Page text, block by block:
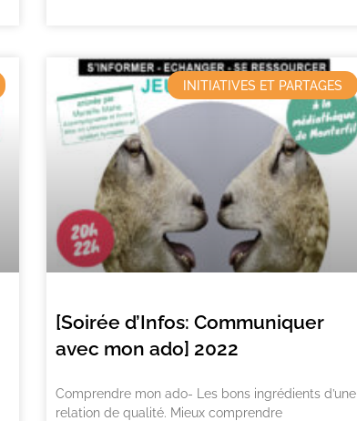
INITIATIVES ET PARTAGES
[Soirée d’Infos: Communiquer
avec mon ado] 2022
Comprendre mon ado- Les bons ingrédients d’une
relation de qualité. Mieux comprendre